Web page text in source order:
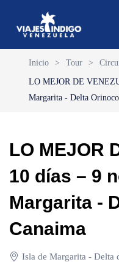
Inicio
🔍 Sol y Playa
🌴 Margarita
🌴 Coche
🌴 Cubagua
🌴 Los Roques
🌴 Anzoátegui
🔍 Naturaleza y
🌴 Caracas
🌴 Mérida
🌴 Canaima
🌴 Delta del Orinoco
🌴 Colonia Tovar
Vuelos
Apartamentos
Vehículos
Inicio > Tour >
LO MEJOR DE
Margarita - Delta
LO MEJOR
10 días – 9
Margarita -
Canaima
Isla de Margarita - Delta